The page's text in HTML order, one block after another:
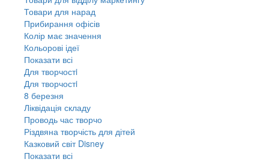
Товари для нарад
Прибирання офісів
Колір має значення
Кольорові ідеї
Показати всі
Для творчостi
Для творчостi
8 березня
Ліквідація складу
Проводь час творчо
Різдвяна творчість для дітей
Казковий світ Disney
Показати всі